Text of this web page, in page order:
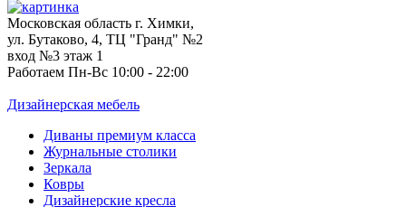
Московская область г. Химки,
ул. Бутаково, 4, ТЦ "Гранд" №2
вход №3 этаж 1
Работаем Пн-Вс 10:00 - 22:00
Дизайнерская мебель
Диваны премиум класса
Журнальные столики
Зеркала
Ковры
Дизайнерские кресла